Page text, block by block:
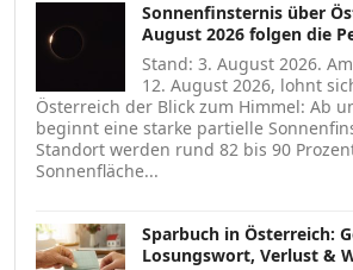
Sonnenfinsternis über
August 2026 folgen die
Stand: 3. August 2026.
12. August 2026, lohnt
Österreich der Blick zum Himmel: Ab
beginnt eine starke partielle
Standort werden rund 82 bis 90
Sonnenfläche...
Sparbuch in Österreich:
Losungswort, Verlust &